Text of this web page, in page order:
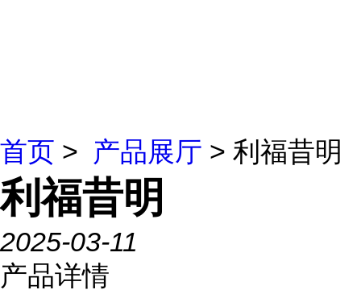
首页 > 产品展厅 > 利福昔明
利福昔明
2025-03-11
产品详情